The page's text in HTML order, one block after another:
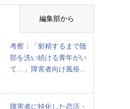
編集部から
考察：「射精するまで陰
部を洗い続ける青年がい
て…」障害者向け風俗…
障害者に特化した恋活・